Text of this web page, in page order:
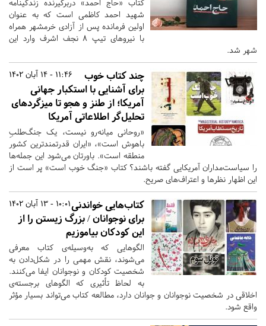
کتاب «حاج احمد» دربرگیرنده زندگینامه
شهید احمد کاظمی است که به عنوان
اولین فرمانده پس از آزادی خرمشهر همراه
با نیروهای تیپ ۸ نجف اشرف وارد این
شهر شد.
11:46 - 14 آبان 1402
چند کتاب خوب
برای آشنایی با استکبار جهانی
آمریکا؛ از طنز و هجو تا میزگردهای
تحلیل‌گر اطلاعاتی آمریکا
«روحانی میانه‌رو نیست، یک جنگ‌طلبِ
باهوش است»، «ایران قدرتمندترین کشور
منطقه است». باورتان می‌شود این جمله‌ها
را سیاست‌مداران آمریکایی گفته باشند؟ کتاب «جنگ خوب است» پر است از
این اظهار نظرها و اعتراف‌های صریح.
10:01 - 13 آبان 1402کتاب‌هایی خواندنی
برای نوجوانان / بزرگ زیستن را از
این کودکان بیاموزیم
الگوهایی که به‌وسیله‌ی کتاب معرفی
می‌شوند، نقش مهمی را در شکل‌دادن به
شخصیت کودکان و نوجوانان ایفا می‌کنند.
به لحاظ تأثیری که الگوهای برجسته‌ی
اخلاقی در شخصیت نوجوانان و جوانان دارد، مطالعه کتاب می‌تواند بسیار مؤثر
واقع شود.